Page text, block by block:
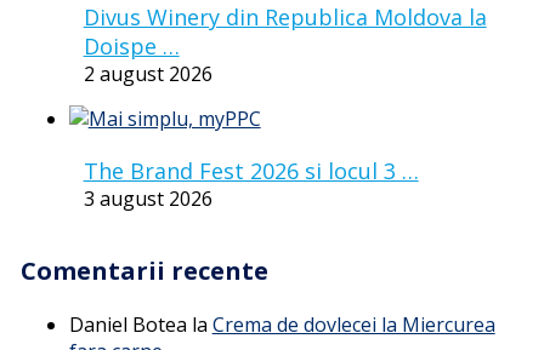
Divus Winery din Republica Moldova la
Doispe …
2 august 2026
The Brand Fest 2026 si locul 3 …
3 august 2026
Comentarii recente
Daniel Botea la Crema de dovlecei la Miercurea